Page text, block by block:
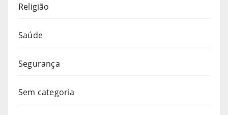
Religião
Saúde
Segurança
Sem categoria